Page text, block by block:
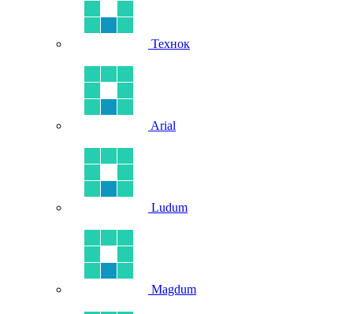
Технок
Arial
Ludum
Magdum